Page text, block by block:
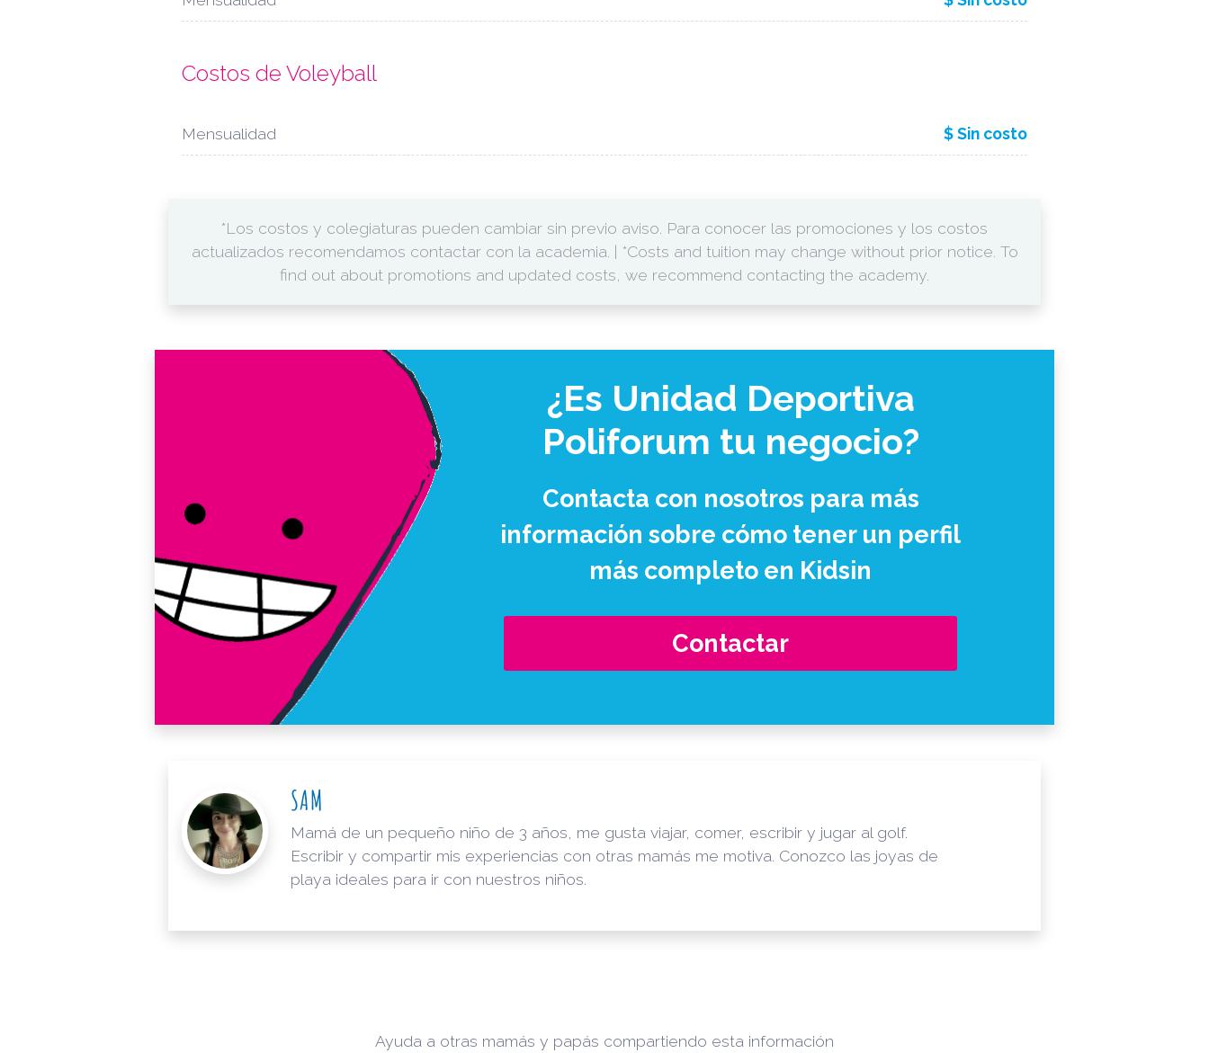
Costos de Voleyball
Mensualidad $ Sin costo
*Los costos y colegiaturas pueden cambiar sin previo aviso. Para conocer las promociones y los costos
actualizados recomendamos contactar con la academia. | *Costs and tuition may change without prior notice. To
find out about promotions and updated costs, we recommend contacting the academy.
¿Es Unidad Deportiva
Poliforum tu negocio?
Contacta con nosotros para más
información sobre cómo tener un perfil
más completo en Kidsin
Contactar
SAM
Mamá de un pequeño niño de 3 años, me gusta viajar, comer, escribir y jugar al golf.
Escribir y compartir mis experiencias con otras mamás me motiva. Conozco las joyas de
playa ideales para ir con nuestros niños.
Ayuda a otras mamás y papás compartiendo esta información